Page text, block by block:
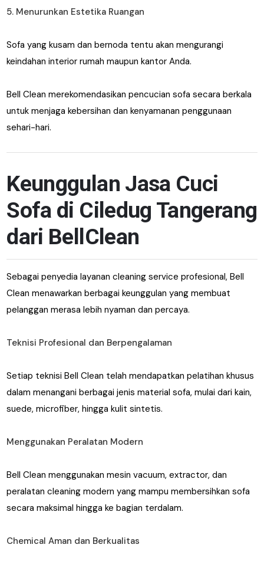
5. Menurunkan Estetika Ruangan
Sofa yang kusam dan bernoda tentu akan mengurangi
keindahan interior rumah maupun kantor Anda.
Bell Clean merekomendasikan pencucian sofa secara berkala
untuk menjaga kebersihan dan kenyamanan penggunaan
sehari-hari.
Keunggulan Jasa Cuci
Sofa di Ciledug Tangerang
dari BellClean
Sebagai penyedia layanan cleaning service profesional, Bell
Clean menawarkan berbagai keunggulan yang membuat
pelanggan merasa lebih nyaman dan percaya.
Teknisi Profesional dan Berpengalaman
Setiap teknisi Bell Clean telah mendapatkan pelatihan khusus
dalam menangani berbagai jenis material sofa, mulai dari kain,
suede, microfiber, hingga kulit sintetis.
Menggunakan Peralatan Modern
Bell Clean menggunakan mesin vacuum, extractor, dan
peralatan cleaning modern yang mampu membersihkan sofa
secara maksimal hingga ke bagian terdalam.
Chemical Aman dan Berkualitas